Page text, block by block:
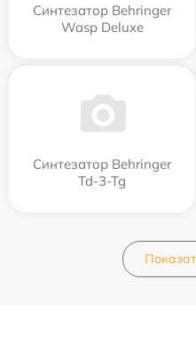
Синтезатор Behringer
Wasp Deluxe
Синтезатор Behringer
Td-3-Tg